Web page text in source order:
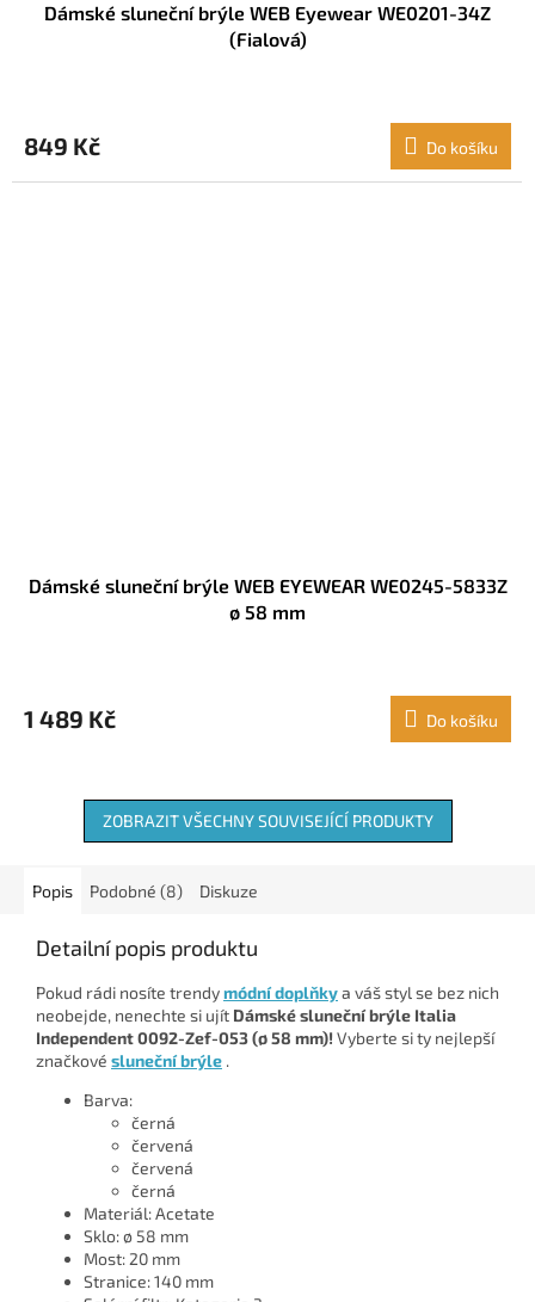
Dámské sluneční brýle WEB Eyewear WE0201-34Z
(Fialová)
849 Kč Do košíku
Dámské sluneční brýle WEB EYEWEAR WE0245-5833Z
ø 58 mm
1 489 Kč Do košíku
ZOBRAZIT VŠECHNY SOUVISEJÍCÍ PRODUKTY
Popis Podobné (8) Diskuze
Detailní popis produktu
Pokud rádi nosíte trendymódní doplňkya váš styl se bez nich
neobejde, nenechte si ujít Dámské sluneční brýle Italia
Independent 0092-Zef-053 (ø 58 mm)!Vyberte si ty nejlepší
značkové sluneční brýle .
Barva:
černá
červená
červená
černá
Materiál: Acetate
Sklo: ø 58 mm
Most: 20 mm
Stranice: 140 mm